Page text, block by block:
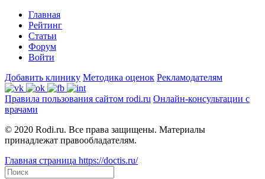
Главная
Рейтинг
Статьи
Форум
Войти
Добавить клинику Методика оценок Рекламодателям
Правила пользования сайтом rodi.ru Онлайн-консультации с
врачами
© 2020 Rodi.ru. Все права защищены. Материалы
принадлежат правообладателям.
Главная страница https://doctis.ru/